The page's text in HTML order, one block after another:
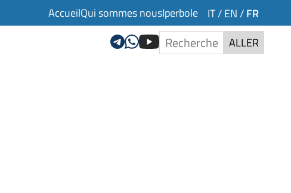
AccueilQui sommes nousIperbole IT/ EN / FR
ALLER